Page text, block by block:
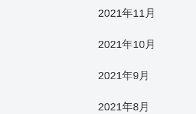
2021年11月
2021年10月
2021年9月
2021年8月